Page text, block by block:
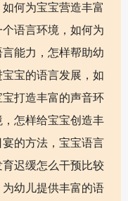
何为宝宝营造丰富
语言环境，如何为
能力，怎样帮助幼
宝的语言发展，如
打造丰富的声音环
怎样给宝宝创造丰
的方法，宝宝语言
迟缓怎么干预比较
幼儿提供丰富的语